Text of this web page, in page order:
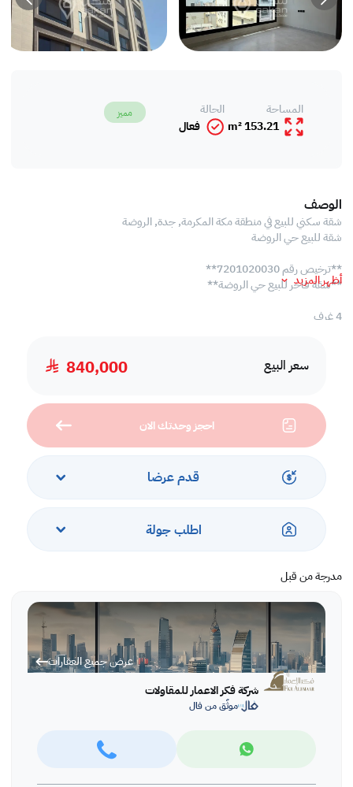
سعر البيع 840,000
احجز وحدتك الان
قدم عرضا
اطلب جولة
مدرجة من قبل
عرض جميع العقارات
شركة فكر الاعمار للمقاولات
موثّق من فال
المساحة
153.21 m²
الحالة
فعال
مميز
الوصف
شقة سكني للبيع في منطقة مكة المكرمة, جدة, الروضة
شقة للبيع حي الروضة
**ترخيص رقم 7201020030**
**شقة فاخر للبيع حي الروضة**
4 غرف
مطلوب 840 الف
**مميزات الشقة**
#دخول ذكي
#سمارت هوم
#مداخل مكيفة
#حارس مبنى
**مميزات الموقع**
#نافذ على حمد الجاسر
#قريب من كل الخدمات الطبية و المدرسية و الحكومية
جدة حي ( الروضة )
((الرقم يظهر عند الضغط على اتصال))
صفة المعلن. شركة فكر الأعمار
أظهر المزيد